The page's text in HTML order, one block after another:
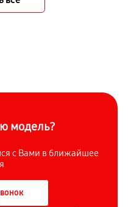
модель?
с Вами в ближайшее